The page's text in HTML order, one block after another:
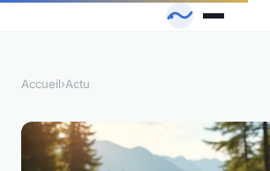
Accueil›Actu